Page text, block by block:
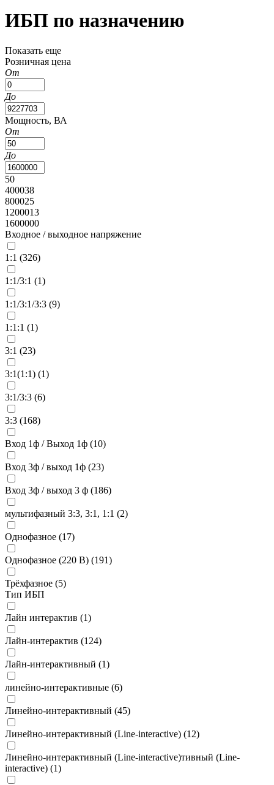
ИБП по назначению
Показать еще
Розничная цена
От
До
Мощность, ВА
От
До
50
400038
800025
1200013
1600000
Входное / выходное напряжение
1:1 (326)
1:1/3:1 (1)
1:1/3:1/3:3 (9)
1:1:1 (1)
3:1 (23)
3:1(1:1) (1)
3:1/3:3 (6)
3:3 (168)
Вход 1ф / Выход 1ф (10)
Вход 3ф / выход 1ф (23)
Вход 3ф / выход 3 ф (186)
мультифазный 3:3, 3:1, 1:1 (2)
Однофазное (17)
Однофазное (220 В) (191)
Трёхфазное (5)
Тип ИБП
Лайн интерактив (1)
Лайн-интерактив (124)
Лайн-интерактивный (1)
линейно-интерактивные (6)
Линейно-интерактивный (45)
Линейно-интерактивный (Line-interactive) (12)
Линейно-интерактивный (Line-interactive)тивный (Line-
interactive) (1)